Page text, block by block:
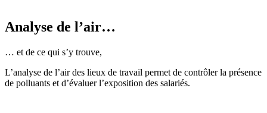
Analyse de l’air…
… et de ce qui s’y trouve,
L’analyse de l’air des lieux de travail permet de contrôler la présence
de polluants et d’évaluer l’exposition des salariés.